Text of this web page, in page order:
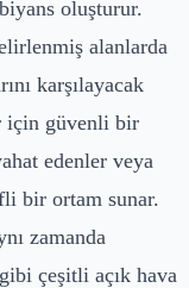
oluşturur.
alanlarda
karşılayacak
için güvenli bir
edenler veya
bir ortam sunar.
zamanda
çeşitli açık hava